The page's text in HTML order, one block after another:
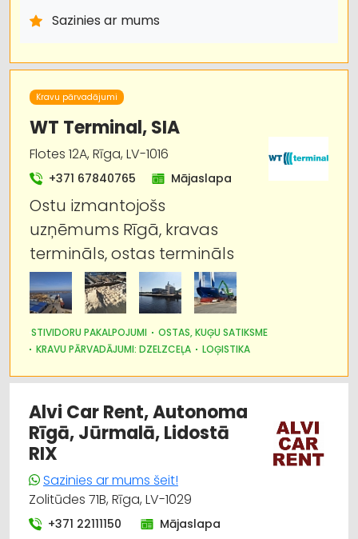
AUTOTRANSPORTS
KURJERU PAKALPOJUMI
PĀRVIETOŠANĀS SERVISS
Sazinies ar mums
Kravu pārvadājumi
WT Terminal, SIA
Flotes 12A, Rīga, LV-1016
+371 67840765 Mājaslapa
Ostu izmantojošs
uzņēmums Rīgā, kravas
termināls, ostas termināls
STIVIDORU PAKALPOJUMI
OSTAS, KUĢU SATIKSME
KRAVU PĀRVADĀJUMI: DZELZCEĻA
LOĢISTIKA
Alvi Car Rent, Autonoma
Rīgā, Jūrmalā, Lidostā
RIX
Sazinies ar mums šeit!
Zolitūdes 71B, Rīga, LV-1029
+371 22111150 Mājaslapa